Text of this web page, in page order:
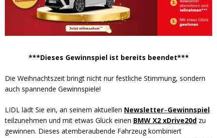
***Dieses Gewinnspiel ist bereits beendet***
Die Weihnachtszeit bringt nicht nur festliche Stimmung, sondern
auch spannende Gewinnspiele!
LIDL lädt Sie ein, an seinem aktuellen Newsletter–Gewinnspiel
teilzunehmen und mit etwas Glück einen BMW X2 xDrive20d zu
gewinnen. Dieses atemberaubende Fahrzeug kombiniert